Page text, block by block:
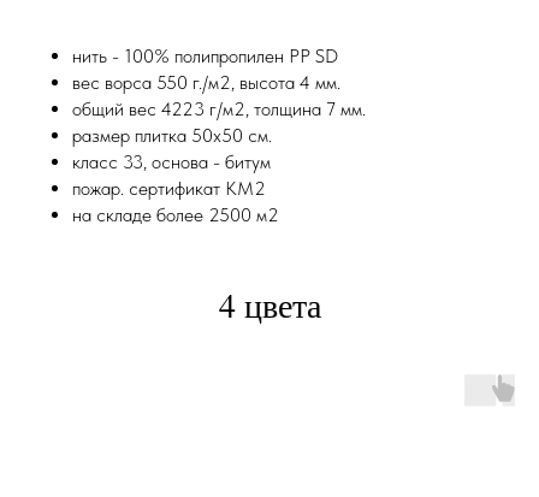
нить - 100% полипропилен PP SD
вес ворcа 550 г./м2, высота 4 мм.
общий вес 4223 г/м2, толщина 7 мм.
размер плитка 50х50 см.
класс 33, основа - битум
пожар. сертификат КМ2
на складе более 2500 м2
4 цвета